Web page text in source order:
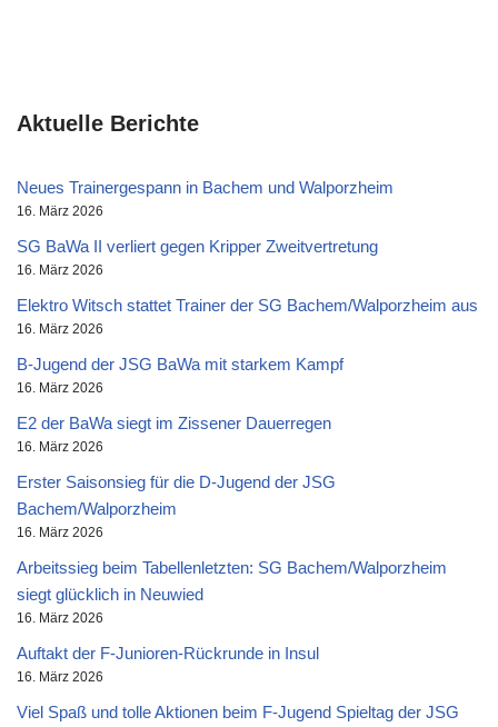
Aktuelle Berichte
Neues Trainergespann in Bachem und Walporzheim
16. März 2026
SG BaWa II verliert gegen Kripper Zweitvertretung
16. März 2026
Elektro Witsch stattet Trainer der SG Bachem/Walporzheim aus
16. März 2026
B-Jugend der JSG BaWa mit starkem Kampf
16. März 2026
E2 der BaWa siegt im Zissener Dauerregen
16. März 2026
Erster Saisonsieg für die D-Jugend der JSG
Bachem/Walporzheim
16. März 2026
Arbeitssieg beim Tabellenletzten: SG Bachem/Walporzheim
siegt glücklich in Neuwied
16. März 2026
Auftakt der F-Junioren-Rückrunde in Insul
16. März 2026
Viel Spaß und tolle Aktionen beim F-Jugend Spieltag der JSG